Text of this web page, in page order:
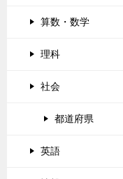
算数・数学
理科
社会
都道府県
英語